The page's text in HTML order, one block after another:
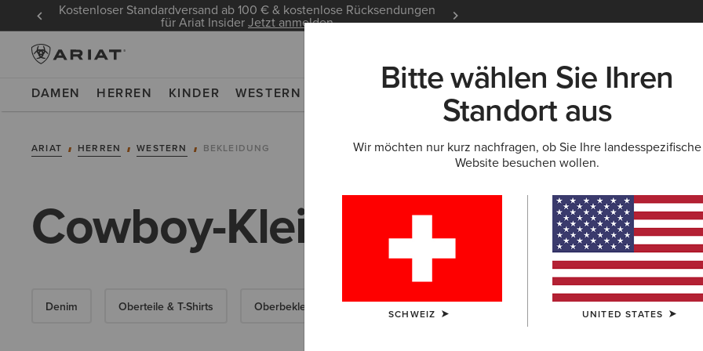
Kostenloser Standardversand ab 100 € & kostenlose Rücksendungen
für Ariat InsiderJetzt anmelden
DAMEN HERREN KINDER WESTERN NEU & FEATURED ARIAT LIFE OUTLET
ARIAT HERREN WESTERN BEKLEIDUNG
Cowboy-Kleidung für Herren
Denim Oberteile & T-Shirts Oberbekleidung Sweatshirts & Hoodies
Bitte wählen Sie Ihren
Standort aus
Wir möchten nur kurz nachfragen, ob Sie Ihre landesspezifische
Website besuchen wollen.
SCHWEIZ UNITED STATES